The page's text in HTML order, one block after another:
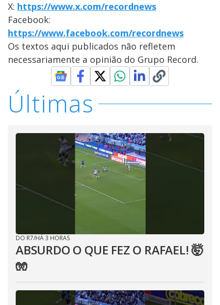
X: https://www.x.com/recordnews
Facebook:
https://www.facebook.com/recordnews
Os textos aqui publicados não refletem
necessariamente a opinião do Grupo Record.
Últimas
DO R7/HÁ 3 HORAS
ABSURDO O QUE FEZ O RAFAEL! 🤯
🧤